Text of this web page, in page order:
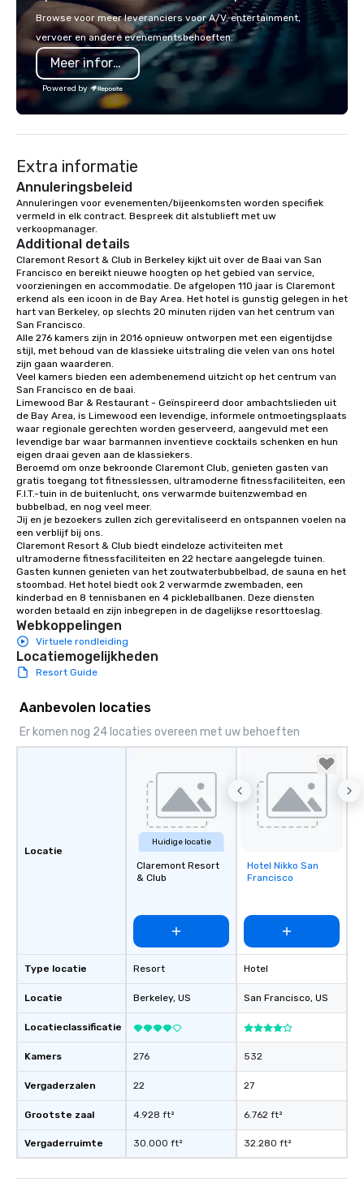
techniques. Whether you're planning a
corporate team-building retreat,
milestone celebration, or virtual
cooking experience, we create
memorable events that encourage
connection, boost engagement, and
leave participants with new skills
programs, birthday parties,
anniversary celebrations, rehearsal
dinners, holiday events, client
entertainment, and virtual team
connections. We handle everything
from ingredient sourcing to
instruction, making your event
planning seamless.
or walk away with a
innovation playbook,
seniority, and
Browse voor meer leveranciers voor A/V, entertainment,
vervoer en andere evenementsbehoeften.
Meer informatie
Powered by
Extra informatie
Annuleringsbeleid
Annuleringen voor evenementen/bijeenkomsten worden specifiek
vermeld in elk contract. Bespreek dit alstublieft met uw
verkoopmanager.
Additional details
Claremont Resort & Club in Berkeley kijkt uit over de Baai van San
Francisco en bereikt nieuwe hoogten op het gebied van service,
voorzieningen en accommodatie. De afgelopen 110 jaar is Claremont
erkend als een icoon in de Bay Area. Het hotel is gunstig gelegen in het
hart van Berkeley, op slechts 20 minuten rijden van het centrum van
San Francisco.
Alle 276 kamers zijn in 2016 opnieuw ontworpen met een eigentijdse
stijl, met behoud van de klassieke uitstraling die velen van ons hotel
zijn gaan waarderen.
Veel kamers bieden een adembenemend uitzicht op het centrum van
San Francisco en de baai.
Limewood Bar & Restaurant - Geïnspireerd door ambachtslieden uit
de Bay Area, is Limewood een levendige, informele ontmoetingsplaats
waar regionale gerechten worden geserveerd, aangevuld met een
levendige bar waar barmannen inventieve cocktails schenken en hun
eigen draai geven aan de klassiekers.
Beroemd om onze bekroonde Claremont Club, genieten gasten van
gratis toegang tot fitnesslessen, ultramoderne fitnessfaciliteiten, een
F.I.T.-tuin in de buitenlucht, ons verwarmde buitenzwembad en
bubbelbad, en nog veel meer.
Jij en je bezoekers zullen zich gerevitaliseerd en ontspannen voelen na
een verblijf bij ons.
Claremont Resort & Club biedt eindeloze activiteiten met
ultramoderne fitnessfaciliteiten en 22 hectare aangelegde tuinen.
Gasten kunnen genieten van het zoutwaterbubbelbad, de sauna en het
stoombad. Het hotel biedt ook 2 verwarmde zwembaden, een
kinderbad en 8 tennisbanen en 4 pickleballbanen. Deze diensten
worden betaald en zijn inbegrepen in de dagelijkse resorttoeslag.
Webkoppelingen
Virtuele rondleiding
Locatiemogelijkheden
Resort Guide
Aanbevolen locaties
Er komen nog 24 locaties overeen met uw behoeften
Locatie
Type locatie
Locatie
Locatieclassificatie
Kamers
Vergaderzalen
Grootste zaal
Vergaderruimte
Huidige locatie
Claremont Resort
& Club
Resort
Berkeley, US
276
22
4.928 ft²
30.000 ft²
Removed from
favorites
Hotel Nikko San
Francisco
Hotel
San Francisco, US
532
27
6.762 ft²
32.280 ft²